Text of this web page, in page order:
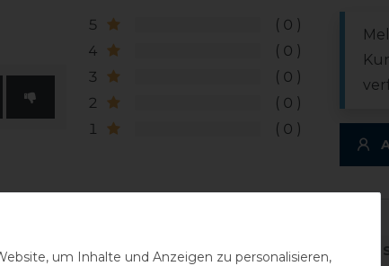
5
0
4
0
3
0
2
0
1
0
DETAILS ZUR
um Inhalte und Anzeigen zu personalisieren,